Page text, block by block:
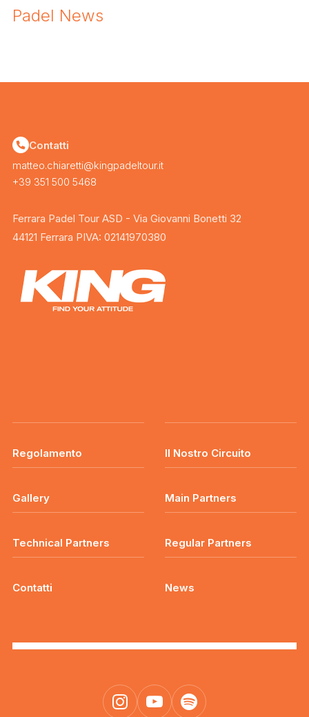
Padel News
Contatti
matteo.chiaretti@kingpadeltour.it
+39 351 500 5468
Ferrara Padel Tour ASD - Via Giovanni Bonetti 32
44121 Ferrara PIVA: 02141970380
Regolamento Il Nostro Circuito
Gallery Main Partners
Technical Partners Regular Partners
Contatti News